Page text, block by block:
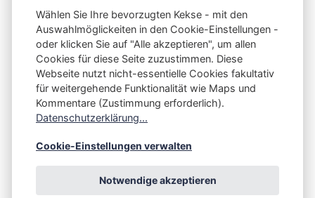
S3N🧩NET
Integrating Open-Source Blog Network (iOSBN)
Impressum
Kontakt
Wählen Sie Ihre bevorzugten Kekse - mit den
Auswahlmöglickeiten in den Cookie-Einstellungen -
oder klicken Sie auf "Alle akzeptieren", um allen
Cookies für diese Seite zuzustimmen. Diese
Webseite nutzt nicht-essentielle Cookies fakultativ
für weitergehende Funktionalität wie Maps und
Kommentare (Zustimmung erforderlich).
Datenschutzerklärung...
Cookie-Einstellungen verwalten
Notwendige akzeptieren